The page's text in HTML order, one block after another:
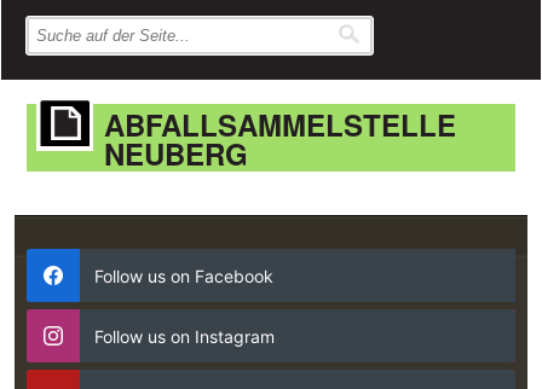
ABFALLSAMMELSTELLE
NEUBERG
Follow us on Facebook
Follow us on Instagram